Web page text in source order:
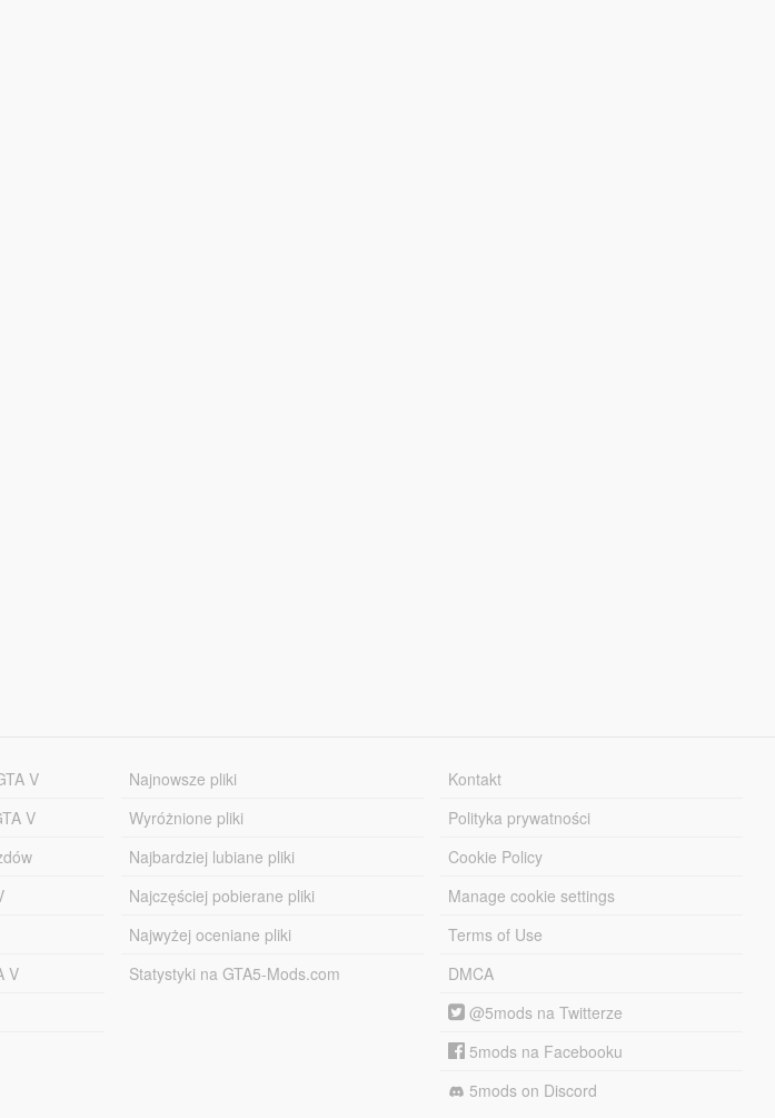
V
V
V
Najnowsze pliki
Wyróżnione pliki
Najbardziej lubiane pliki
Najczęściej pobierane pliki
Najwyżej oceniane pliki
Statystyki na GTA5-Mods.com
Kontakt
Polityka prywatności
Cookie Policy
Manage cookie settings
Terms of Use
DMCA
@5mods na Twitterze
5mods na Facebooku
5mods on Discord